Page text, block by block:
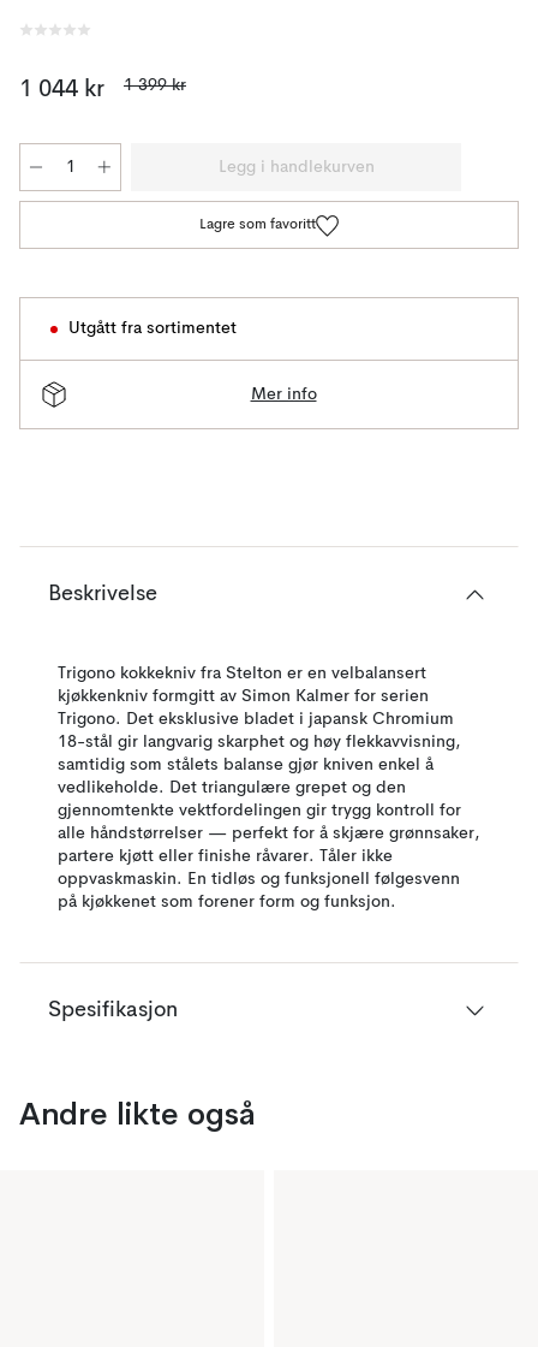
1 044 kr 1 399 kr
Legg i handlekurven
Lagre som favoritt
Utgått fra sortimentet
Mer info
Beskrivelse
Trigono kokkekniv fra Stelton er en velbalansert
kjøkkenkniv formgitt av Simon Kalmer for serien
Trigono. Det eksklusive bladet i japansk Chromium
18-stål gir langvarig skarphet og høy flekkavvisning,
samtidig som stålets balanse gjør kniven enkel å
vedlikeholde. Det triangulære grepet og den
gjennomtenkte vektfordelingen gir trygg kontroll for
alle håndstørrelser — perfekt for å skjære grønnsaker,
partere kjøtt eller finishe råvarer. Tåler ikke
oppvaskmaskin. En tidløs og funksjonell følgesvenn
på kjøkkenet som forener form og funksjon.
Spesifikasjon
Andre likte også